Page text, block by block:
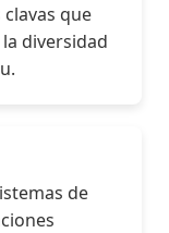
que
diversidad
de